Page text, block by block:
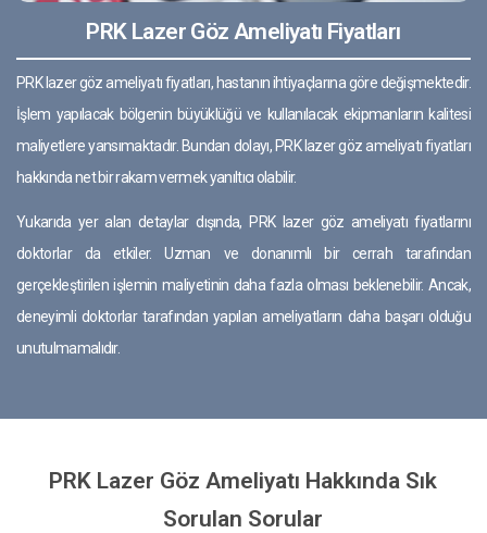
PRK Lazer Göz Ameliyatı Fiyatları
PRK lazer göz ameliyatı fiyatları, hastanın ihtiyaçlarına göre değişmektedir.
İşlem yapılacak bölgenin büyüklüğü ve kullanılacak ekipmanların kalitesi
maliyetlere yansımaktadır. Bundan dolayı, PRK lazer göz ameliyatı fiyatları
hakkında net bir rakam vermek yanıltıcı olabilir.
Yukarıda yer alan detaylar dışında, PRK lazer göz ameliyatı fiyatlarını
doktorlar da etkiler. Uzman ve donanımlı bir cerrah tarafından
gerçekleştirilen işlemin maliyetinin daha fazla olması beklenebilir. Ancak,
deneyimli doktorlar tarafından yapılan ameliyatların daha başarı olduğu
unutulmamalıdır.
PRK Lazer Göz Ameliyatı Hakkında Sık
Sorulan Sorular